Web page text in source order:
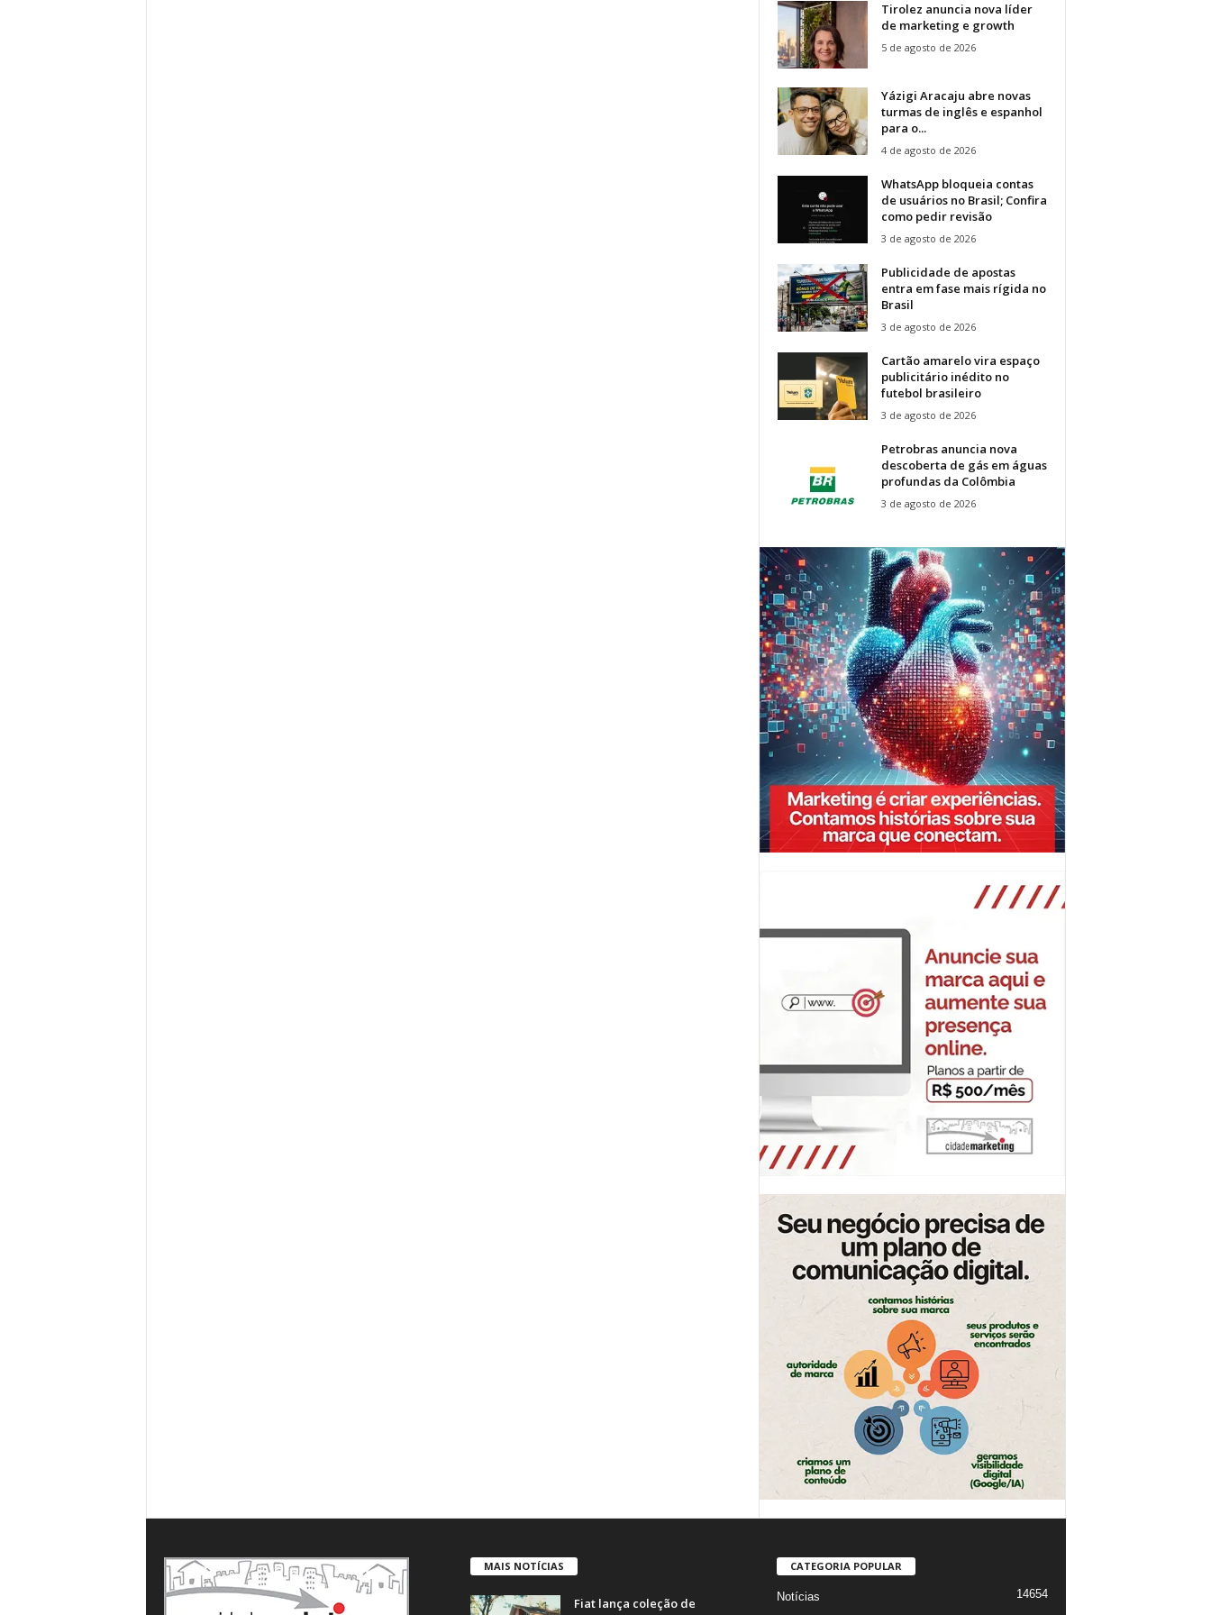
Tirolez anuncia nova líder
de marketing e growth
5 de agosto de 2026
Yázigi Aracaju abre novas
turmas de inglês e espanhol
para o...
4 de agosto de 2026
WhatsApp bloqueia contas
de usuários no Brasil; Confira
como pedir revisão
3 de agosto de 2026
Publicidade de apostas
entra em fase mais rígida no
Brasil
3 de agosto de 2026
Cartão amarelo vira espaço
publicitário inédito no
futebol brasileiro
3 de agosto de 2026
Petrobras anuncia nova
descoberta de gás em águas
profundas da Colômbia
3 de agosto de 2026
MAIS NOTÍCIAS
Fiat lança coleção de
CATEGORIA POPULAR
Notícias
14654